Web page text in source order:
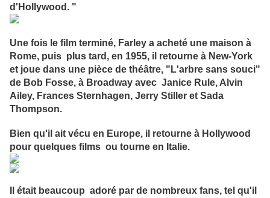
d'Hollywood. "
Une fois le film terminé, Farley a acheté une maison à
Rome, puis plus tard, en 1955, il retourne à New-York
et joue dans une pièce de théâtre, "L'arbre sans souci"
de Bob Fosse, à Broadway avec Janice Rule, Alvin
Ailey, Frances Sternhagen, Jerry Stiller et Sada
Thompson.
Bien qu'il ait vécu en Europe, il retourne à Hollywood
pour quelques films ou tourne en Italie.
Il était beaucoup adoré par de nombreux fans, tel qu'il